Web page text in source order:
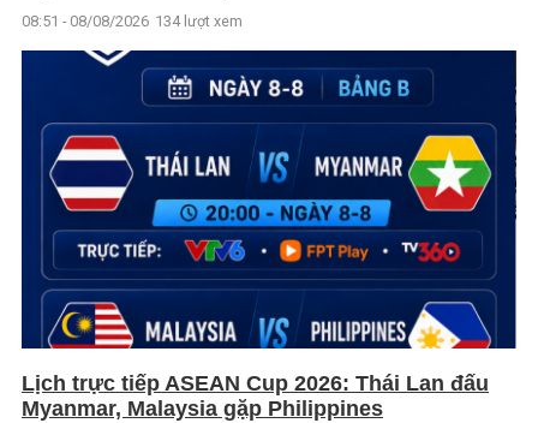
08:51 - 08/08/2026 134 lượt xem
Lịch trực tiếp ASEAN Cup 2026: Thái Lan đấu
Myanmar, Malaysia gặp Philippines